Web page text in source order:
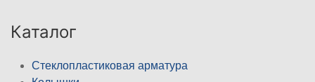
Каталог
Стеклопластиковая арматура